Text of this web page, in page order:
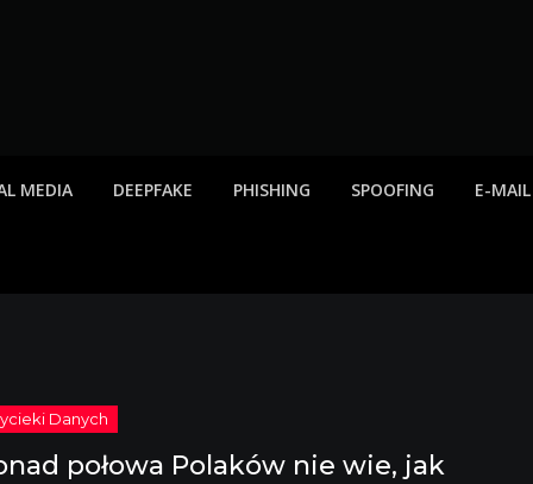
MEDIA DEEPFAKE PHISHING SPOOFING E-MAIL
połowa Polaków nie wie, jak